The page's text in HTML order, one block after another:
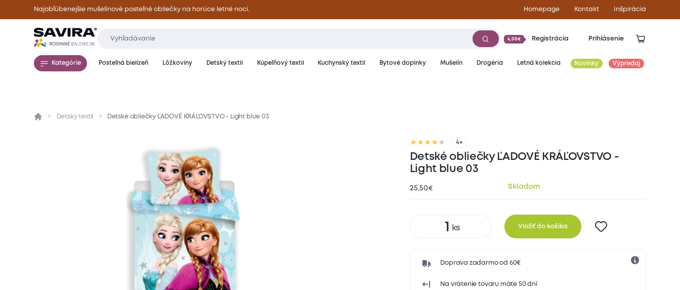
Najobľúbenejšie mušelínové posteľné obliečky na horúce letné noci. Homepage Kontakt Inšpirácia
4,00€ Registrácia Prihlásenie
Kategórie Posteľná bielizeň Lôžkoviny Detský textil Kúpeľňový textil Kuchynský textil Bytové doplnky Mušelín Drogéria Letná kolekcia Novinky Výpredaj
Prehľad Parametre Popis produktu Materiál a starostlivosť
Detský textil Detské obliečky ĽADOVÉ KRÁĽOVSTVO - Light blue 03
4×
Detské obliečky ĽADOVÉ KRÁĽOVSTVO -
Light blue 03
25,50 € Skladom
Vložiť do košíka
Doprava zadarmo od 60€
Na vrátenie tovaru máte 50 dní